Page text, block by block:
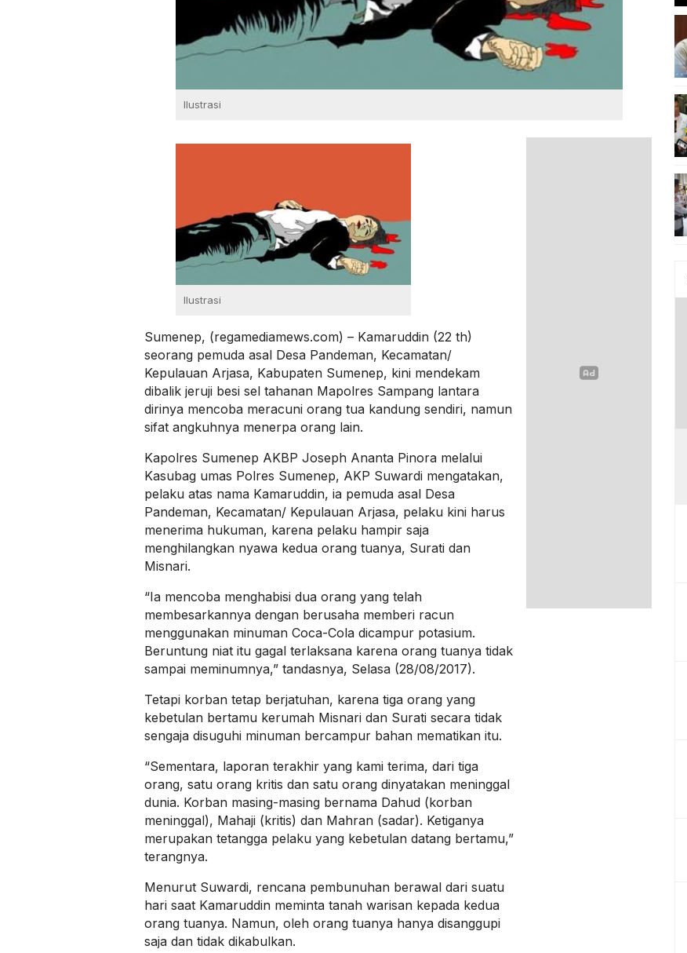
Ilustrasi
Ilustrasi
Sumenep, (regamediamews.com) – Kamaruddin (22 th)
seorang pemuda asal Desa Pandeman, Kecamatan/
Kepulauan Arjasa, Kabupaten Sumenep, kini mendekam
dibalik jeruji besi sel tahanan Mapolres Sampang lantara
dirinya mencoba meracuni orang tua kandung sendiri, namun
sifat angkuhnya menerpa orang lain.
Kapolres Sumenep AKBP Joseph Ananta Pinora melalui
Kasubag umas Polres Sumenep, AKP Suwardi mengatakan,
pelaku atas nama Kamaruddin, ia pemuda asal Desa
Pandeman, Kecamatan/ Kepulauan Arjasa, pelaku kini harus
menerima hukuman, karena pelaku hampir saja
menghilangkan nyawa kedua orang tuanya, Surati dan
Misnari.
“Ia mencoba menghabisi dua orang yang telah
membesarkannya dengan berusaha memberi racun
menggunakan minuman Coca-Cola dicampur potasium.
Beruntung niat itu gagal terlaksana karena orang tuanya tidak
sampai meminumnya,” tandasnya, Selasa (28/08/2017).
Tetapi korban tetap berjatuhan, karena tiga orang yang
kebetulan bertamu kerumah Misnari dan Surati secara tidak
sengaja disuguhi minuman bercampur bahan mematikan itu.
“Sementara, laporan terakhir yang kami terima, dari tiga
orang, satu orang kritis dan satu orang dinyatakan meninggal
dunia. Korban masing-masing bernama Dahud (korban
meninggal), Mahaji (kritis) dan Mahran (sadar). Ketiganya
merupakan tetangga pelaku yang kebetulan datang bertamu,”
terangnya.
Menurut Suwardi, rencana pembunuhan berawal dari suatu
hari saat Kamaruddin meminta tanah warisan kepada kedua
orang tuanya. Namun, oleh orang tuanya hanya disanggupi
saja dan tidak dikabulkan.